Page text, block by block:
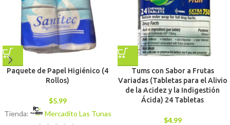
Paquete de Papel Higiénico (4
Rollos)
$5.99
Tienda:
Mercadito Las Tunas
Tums con Sabor a Frutas
Variadas (Tabletas para el Alivio
de la Acidez y la Indigestión
Ácida) 24 Tabletas
$4.99